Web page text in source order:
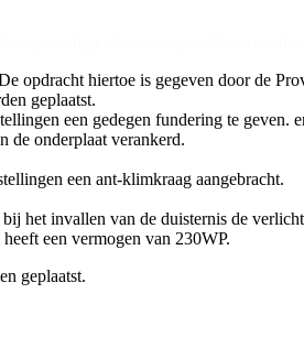
opdracht hiertoe is gegeven door de
geplaatst.
een gedegen fundering te
de onderplaat verankerd.
een ant-klimkraag aangebracht.
het invallen van de duisternis de
een vermogen van 230WP.
geplaatst.